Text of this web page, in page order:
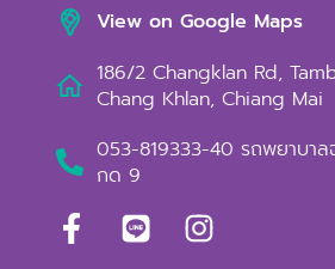
View on Google Maps
186/2 Changklan Rd,
Chang Khlan, Chiang Mai
053-819333-40 รถพยาบาล
กด 9